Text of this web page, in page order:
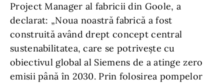
Project Manager al fabricii din Goole, a
declarat: „Noua noastră fabrică a fost
construită având drept concept central
sustenabilitatea, care se potrivește cu
obiectivul global al Siemens de a atinge zero
emisii până în 2030. Prin folosirea pompelor